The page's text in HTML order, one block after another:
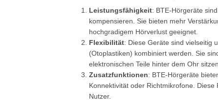
Leistungsfähigkeit: BTE-Hörgeräte
kompensieren. Sie bieten mehr
hochgradigem Hörverlust geeignet.
Flexibilität: Diese Geräte sind vielseitig
(Otoplastiken) kombiniert werden. Sie
elektronischen Teile hinter dem Ohr sitzen.
Zusatzfunktionen: BTE-Hörgeräte
Konnektivität oder Richtmikrofone.
Nutzer.